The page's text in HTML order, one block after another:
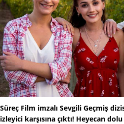
Süreç Film imzalı Sevgili Geçmiş
izleyici karşısına çıktı! Heyecan